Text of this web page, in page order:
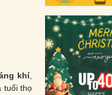
khí,
tuổi thọ